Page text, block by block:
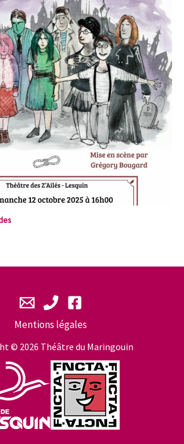
Mentions légales
© 2026 Théâtre du Maringouin